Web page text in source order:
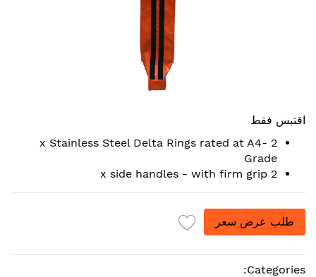
to
beginning
the
images
gallery
اقتبس فقط
2 x Stainless Steel Delta Rings rated at A4-
Grade
2 x side handles - with firm grip
طلب عرض سعر
Categories: